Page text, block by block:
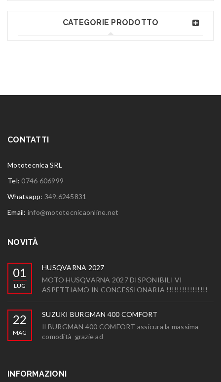
CATEGORIE PRODOTTO
CONTATTI
Mototecnica SRL
Tel:0746 606999
Whatsapp: 349.6245831
Email: info@mototecnicaonline.net
NOVITÀ
01
LUG
HUSQVARNA 2027
MOTO HUSQVARNA 2027 DISPONIBILI VI
ASPETTIAMO IN CONCESSIONARIA !!!!!!!!!!!!!!!!
22
MAG
SUZUKI BURGMAN 400 COMFORT
Il BURGMAN 400 COMFORT assicura la massima
comodità grazie ad
INFORMAZIONI